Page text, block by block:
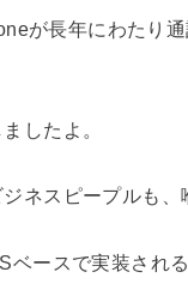
が長年にわたり
したよ。
ネスピープルも
ベースで実装され